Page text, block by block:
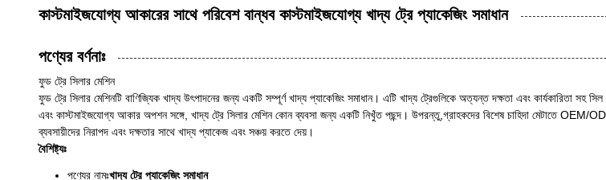
কাস্টমাইজযোগ্য আকারের সাথে পরিবেশ বান্ধব কাস্টমাইজযোগ্য খাদ্য ট্রে প্যাকেজিং সমাধান
পণ্যের বর্ণনাঃ
ফুড ট্রে সিলার মেশিন
ফুড ট্রে সিলার মেশিনটি বাণিজ্যিক খাদ্য উৎপাদনের জন্য একটি সম্পূর্ণ খাদ্য প্যাকেজিং সমাধান। এটি খাদ্য ট্রেগুলিকে অত্যন্ত দক্ষতা এবং কার্যকারিতা
এবং কাস্টমাইজযোগ্য আকার অপশন সঙ্গে, খাদ্য ট্রে সিলার মেশিন কোন ব্যবসা জন্য একটি নিখুঁত পছন্দ। উপরন্তু,গ্রাহকদের বিশেষ চাহিদা মেটাতে OEM/
ব্যবসায়ীদের নিরাপদ এবং দক্ষতার সাথে খাদ্য প্যাকেজ এবং সঞ্চয় করতে দেয়।
বৈশিষ্ট্যঃ
পণ্যের নামঃখাদ্য ট্রে প্যাকেজিং সমাধান